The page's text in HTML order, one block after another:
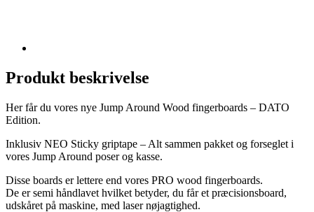
Produkt beskrivelse
Her får du vores nye Jump Around Wood fingerboards – DATO
Edition.
Inklusiv NEO Sticky griptape – Alt sammen pakket og forseglet i
vores Jump Around poser og kasse.
Disse boards er lettere end vores PRO wood fingerboards.
De er semi håndlavet hvilket betyder, du får et præcisionsboard,
udskåret på maskine, med laser nøjagtighed.